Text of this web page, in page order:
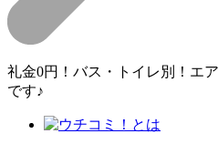
礼金0円！バス・トイレ別！エ
です♪